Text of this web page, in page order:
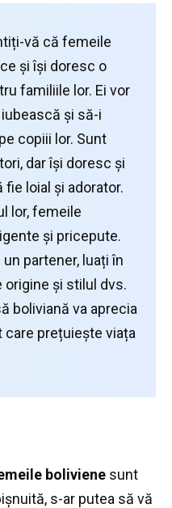
vă că femeile
și își doresc o
familiile lor. Ei vor
și să-i
copiii lor. Sunt
dar își doresc și
loial și adorator.
lor, femeile
și pricepute.
partener, luați în
origine și stilul dvs.
boliviană va aprecia
care prețuiește viața
boliviene sunt
s-ar putea să vă